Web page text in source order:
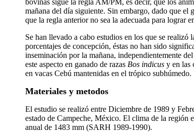
bovinas sigue la regla AM/PM, es decir, que los
mañana del día siguiente. Sin embargo, dado que el
que la regla anterior no sea la adecuada para lograr
Se han llevado a cabo estudios en los que se
porcentajes de concepción, éstas no han sido
inseminación por la mañana, independientemente
este aspecto en ganado de razas Bos indicus y en las
en vacas Cebú mantenidas en el trópico subhúmedo.
Materiales y metodos
El estudio se realizó entre Diciembre de 1989 y
estado de Campeche, México. El clima de la región
anual de 1483 mm (SARH 1989-1990).